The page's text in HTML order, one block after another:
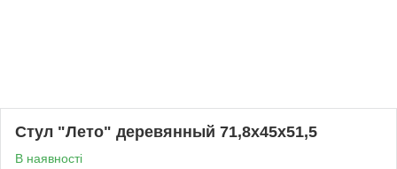
Стул "Лето" деревянный 71,8х45х51,5
В наявності